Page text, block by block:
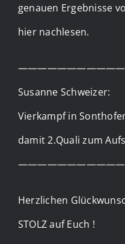
genauen Ergebnisse
hier nachlesen.
Susanne Schweizer:
Vierkampf in
damit 2.Quali zum
Herzlichen
STOLZ auf Euch !